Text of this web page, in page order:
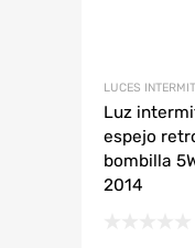
LUCES
Luz
espejo
bombilla
2014